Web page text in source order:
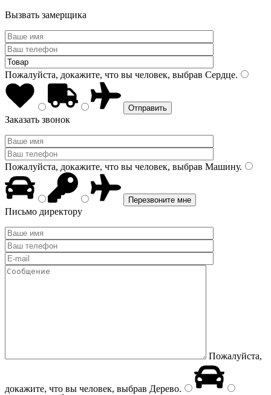
Вызвать замерщика
Пожалуйста, докажите, что вы человек, выбрав Сердце.
Заказать звонок
Пожалуйста, докажите, что вы человек, выбрав Машину.
Письмо директору
Пожалуйста,
докажите, что вы человек, выбрав Дерево.